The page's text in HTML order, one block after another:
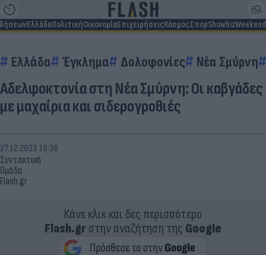
ΕλλάδαΠολιτικήΟικονομίαΕπιχειρήσειςΚόσμοςΣπορShowbizWeekend
Ελλάδα Έγκλημα Δολοφονίες Νέα Σμύρνη
Αδελφοκτονία στη Νέα Σμύρνη: Οι καβγάδες
με μαχαίρια και σιδερογροθιές
Συντακτική
Ομάδα
Flash.gr
27.12.2023 10:36
Κάνε κλικ και δες περισσότερο
Flash.grστην αναζήτηση της Google